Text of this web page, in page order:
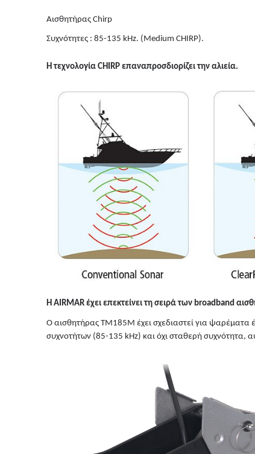
Aισθητήρας Chirp
Συχνότητες : 85-135 kHz. (Medium CHIRP).
Η τεχνολογία CHIRP επαναπροσδιορίζει την αλιεία.
Η AIRMAR έχει επεκτείνει τη σειρά των broadband
Ο αισθητήρας TM185M έχει σχεδιαστεί για
συχνοτήτων (85-135 kHz) και όχι σταθερή συχνότητα,